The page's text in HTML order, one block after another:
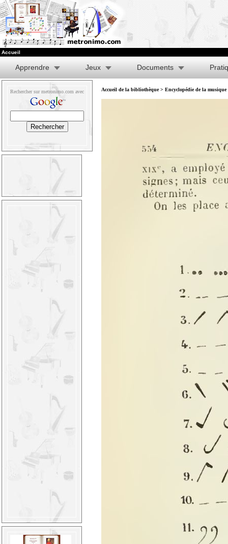
Accueil
Apprendre Jeux Documents
Rechercher sur metronimo.com avec Accueil de la bibliothèque> Encyclopédie de la